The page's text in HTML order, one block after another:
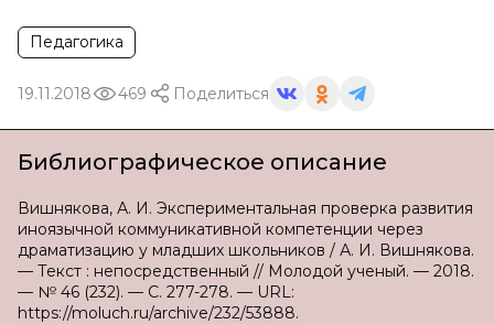
Педагогика
19.11.2018 469 Поделиться
Библиографическое описание
Вишнякова, А. И. Экспериментальная проверка развития
иноязычной коммуникативной компетенции через
драматизацию у младших школьников / А. И. Вишнякова.
— Текст : непосредственный // Молодой ученый. — 2018.
— № 46 (232). — С. 277-278. — URL:
https://moluch.ru/archive/232/53888.